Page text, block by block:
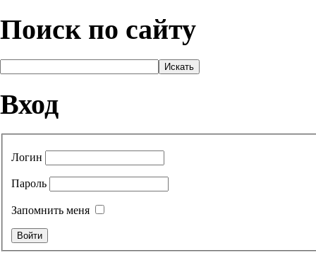
Поиск по сайту
Вход
Логин
Пароль
Запомнить меня